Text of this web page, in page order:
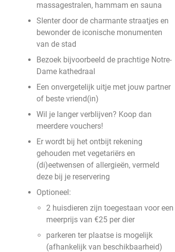
massagestralen, hammam en sauna
Slenter door de charmante straatjes en
bewonder de iconische monumenten
van de stad
Bezoek bijvoorbeeld de prachtige Notre-
Dame kathedraal
Een onvergetelijk uitje met jouw partner
of beste vriend(in)
Wil je langer verblijven? Koop dan
meerdere vouchers!
Er wordt bij het ontbijt rekening
gehouden met vegetariërs en
(di)eetwensen of allergieën, vermeld
deze bij je reservering
Optioneel:
2 huisdieren zijn toegestaan voor een
meerprijs van €25 per dier
parkeren ter plaatse is mogelijk
(afhankelijk van beschikbaarheid)